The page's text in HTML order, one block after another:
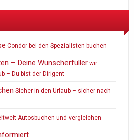
Condor bei den Spezialisten buchen
– Deine Wunscherfüller wir
– Du bist der Dirigent
Sicher in den Urlaub – sicher nach
Autosbuchen und vergleichen